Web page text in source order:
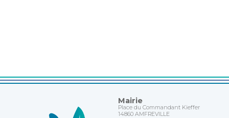
Mairie
Place du Commandant Kieffer
14860 AMFREVILLE